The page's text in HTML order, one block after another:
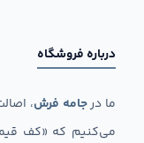
درباره فروشگاه
ما درجامه فرش،
می‌کنیم که «کف